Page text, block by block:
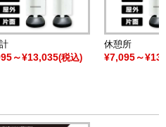
～¥13,035(税込)
休憩所
¥7,095～